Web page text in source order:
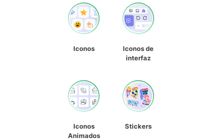
Iconos
Iconos de
interfaz
Iconos
Animados
Stickers